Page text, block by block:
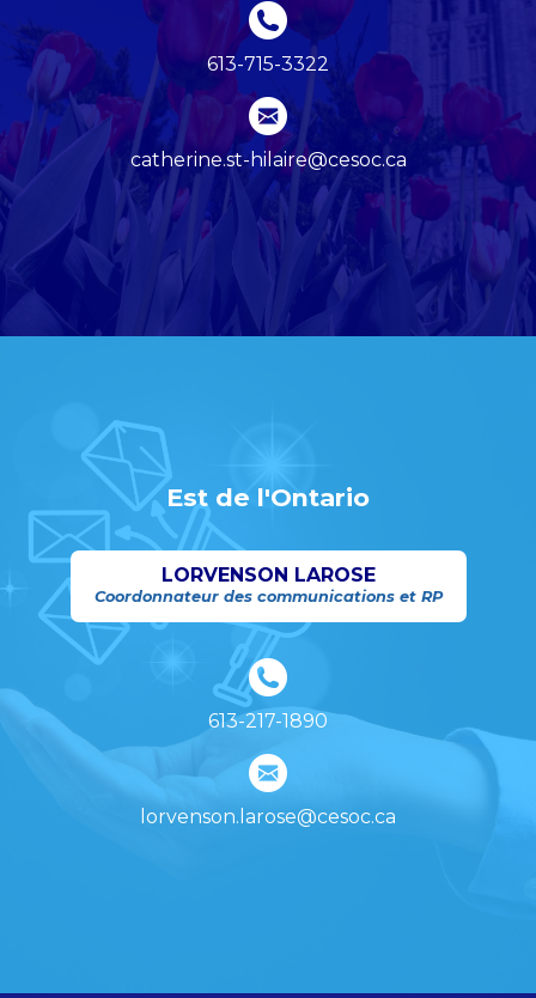
613-715-3322
catherine.st-hilaire@cesoc.ca
Est de l'Ontario
LORVENSON LAROSE
Coordonnateur des communications et RP
613-217-1890
lorvenson.larose@cesoc.ca